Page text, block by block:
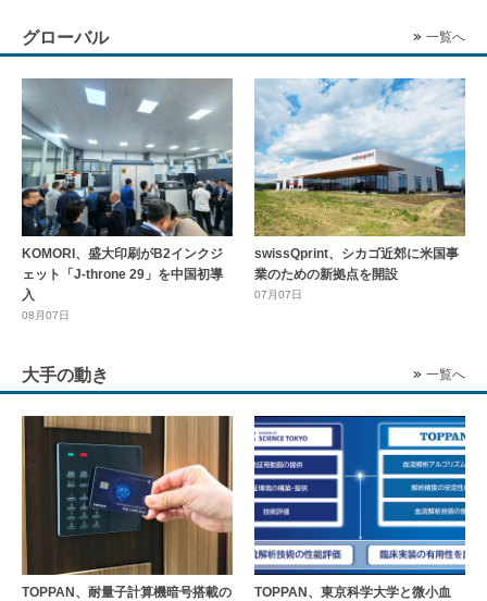
グローバル 一覧へ
KOMORI、盛大印刷がB2インクジ
ェット「J-throne 29」を中国初導
入
08月07日
swissQprint、シカゴ近郊に⽶国事
業のための新拠点を開設
07月07日
大手の動き 一覧へ
TOPPAN、耐量子計算機暗号搭載の
TOPPAN、東京科学大学と微小血